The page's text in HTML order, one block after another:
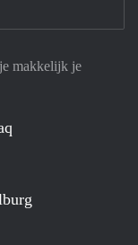
makkelijk je